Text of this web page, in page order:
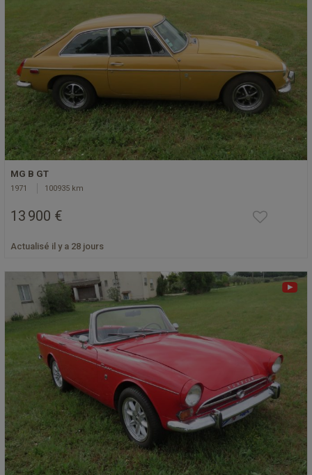
MG B GT
1971 100935 km
13 900 €
Actualisé il y a 28 jours